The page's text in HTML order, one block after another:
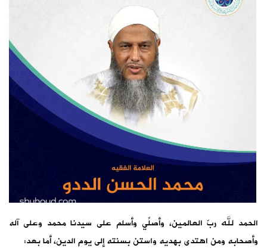
الحمد لله ربّ العالمين، وأصلِّي وأسلم على سيدنا محمد وعلى آله
وأصحابه ومن اهتدى بهديه واستن بسنته إلى يوم الدين، أما بعد: